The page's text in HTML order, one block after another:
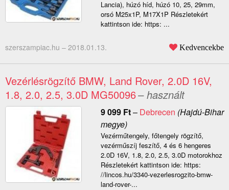
Lancia), húzó híd, húzó 10, 25, 29mm,
orsó M25x1P, M17X1P Részletekért
kattintson ide: https: ...
szerszampiac.hu – 2018.01.13. Kedvencekbe
Vezérlésrögzítő BMW, Land Rover, 2.0D 16V,
1.8, 2.0, 2.5, 3.0D MG50096– használt
9 099 Ft– Debrecen (Hajdú-Bihar
megye)
Vezérműtengely, főtengely rögzítő,
vezérműszíj feszítő, 4 és 6 hengeres
2.0D 16V, 1.8, 2.0, 2.5, 3.0D motorokhoz
Részletekért kattintson ide: https:
//lincos.hu/3340-vezerlesrogzito-bmw-
land-rover-...